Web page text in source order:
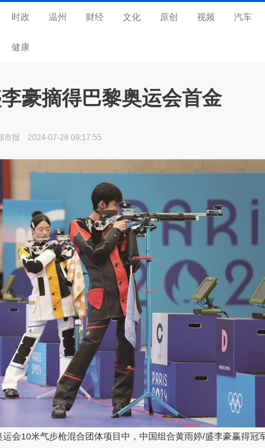
时政 温州 财经 文化 原创 视频 汽车
健康
豪摘得巴黎奥运会首金
市报 2024-07-28 09:17:55
10米气步枪混合团体项目中，中国组合黄雨婷/盛李豪赢得冠